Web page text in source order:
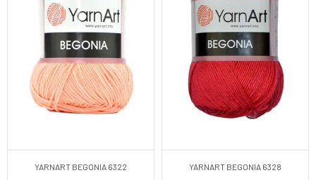
YARNART BEGONIA 6322 YARNART BEGONIA 6328